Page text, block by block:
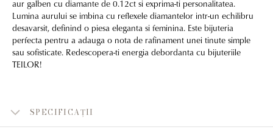
aur galben cu diamante de 0.12ct si exprima-ti personalitatea.
Lumina aurului se imbina cu reflexele diamantelor intr-un echilibru
desavarsit, definind o piesa eleganta si feminina. Este bijuteria
perfecta pentru a adauga o nota de rafinament unei tinute simple
sau sofisticate. Redescopera-ti energia debordanta cu bijuteriile
TEILOR!
SPECIFICAȚII